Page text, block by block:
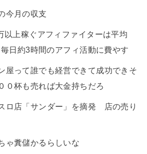
今月の収支
以上稼ぐアフィファイターは平均
日約3時間のアフィ活動に費やす
屋って誰でも経営できて成功できそ
杯も売れば大金持ちだろ
ロ店「サンダー」を摘発 店の売り
ゃ糞儲かるらしいな